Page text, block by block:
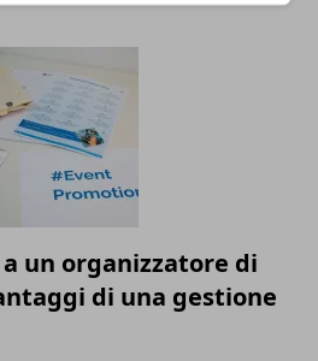
un organizzatore di
di una gestione